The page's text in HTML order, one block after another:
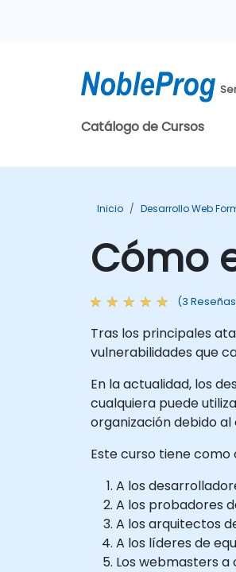
Catálogo de Cursos
Inicio Desarrollo Web
Cómo
(3
Tras los principales
vulnerabilidades que
En la actualidad, los
cualquiera puede
organización debido
Este curso tiene como
A los
A los probadores
A los arquitectos
A los líderes de
Los webmasters